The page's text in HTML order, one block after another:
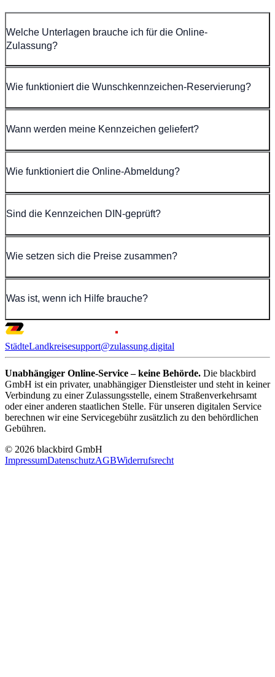
Welche Unterlagen brauche ich für die Online-
Zulassung?
Wie funktioniert die Wunschkennzeichen-Reservierung?
Wann werden meine Kennzeichen geliefert?
Wie funktioniert die Online-Abmeldung?
Sind die Kennzeichen DIN-geprüft?
Wie setzen sich die Preise zusammen?
Was ist, wenn ich Hilfe brauche?
StädteLandkreisesupport@zulassung.digital
Unabhängiger Online-Service – keine Behörde. Die blackbird
GmbH ist ein privater, unabhängiger Dienstleister und steht in keiner
Verbindung zu einer Zulassungsstelle, einem Straßenverkehrsamt
oder einer anderen staatlichen Stelle. Für unseren digitalen Service
berechnen wir eine Servicegebühr zusätzlich zu den behördlichen
Gebühren.
© 2026 blackbird GmbH
ImpressumDatenschutzAGBWiderrufsrecht